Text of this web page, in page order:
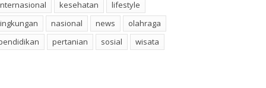
kesehatan
lifestyle
nasional news
olahraga
pertanian sosial wisata